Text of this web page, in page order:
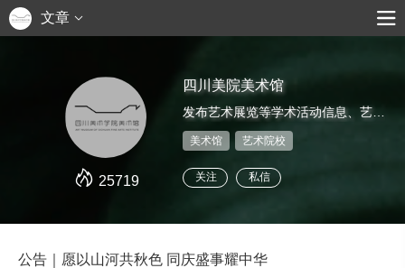
文章
25719
四川美院美术馆
美术馆 艺术院校
关注 私信
公告｜愿以山河共秋色 同庆盛事耀中华